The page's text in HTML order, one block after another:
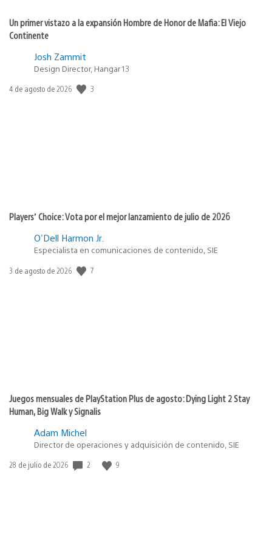
Un primer vistazo a la expansión Hombre de Honor de Mafia: El Viejo
Continente
Josh Zammit
Design Director, Hangar 13
Fecha
4 de agosto de 2026 3
Players’ Choice: Vota por el mejor lanzamiento de julio de 2026
O'Dell Harmon Jr.
Especialista en comunicaciones de contenido, SIE
Fecha
3 de agosto de 2026 7
Juegos mensuales de PlayStation Plus de agosto: Dying Light 2 Stay
Human, Big Walk y Signalis
Adam Michel
Director de operaciones y adquisición de contenido, SIE
Fecha
28 de julio de 2026 2 9